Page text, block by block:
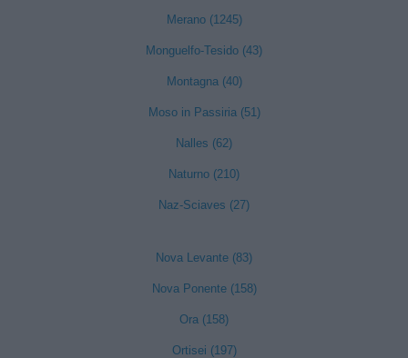
Merano (1245)
Monguelfo-Tesido (43)
Montagna (40)
Moso in Passiria (51)
Nalles (62)
Naturno (210)
Naz-Sciaves (27)
Nova Levante (83)
Nova Ponente (158)
Ora (158)
Ortisei (197)